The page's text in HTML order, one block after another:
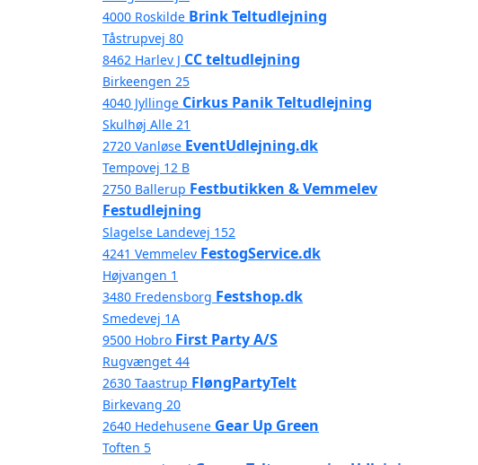
4000 Roskilde Brink Teltudlejning
Tåstrupvej 80
8462 Harlev J CC teltudlejning
Birkeengen 25
4040 Jyllinge Cirkus Panik Teltudlejning
Skulhøj Alle 21
2720 Vanløse EventUdlejning.dk
Tempovej 12 B
2750 Ballerup Festbutikken & Vemmelev
Festudlejning
Slagelse Landevej 152
4241 Vemmelev FestogService.dk
Højvangen 1
3480 Fredensborg Festshop.dk
Smedevej 1A
9500 Hobro First Party A/S
Rugvænget 44
2630 Taastrup FløngPartyTelt
Birkevang 20
2640 Hedehusene Gear Up Green
Toften 5